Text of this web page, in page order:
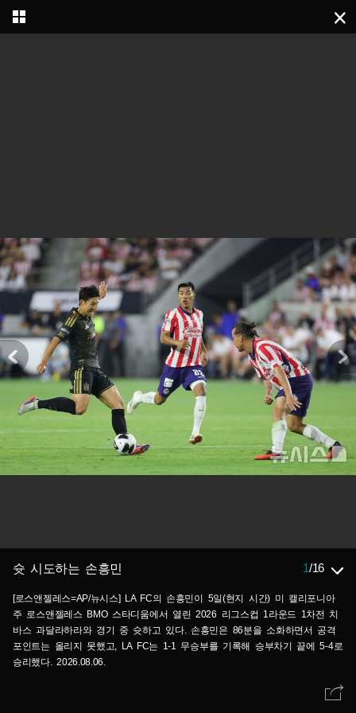
슛 시도하는 손흥민 1/16
[로스앤젤레스=AP/뉴시스] LA FC의 손흥민이 5일(현지 시간) 미 캘리포니아
주 로스앤젤레스 BMO 스타디움에서 열린 2026 리그스컵 1라운드 1차전 치
바스 과달라하라와 경기 중 슛하고 있다. 손흥민은 86분을 소화하면서 공격
포인트는 올리지 못했고, LA FC는 1-1 무승부를 기록해 승부차기 끝에 5-4로
승리했다. 2026.08.06.